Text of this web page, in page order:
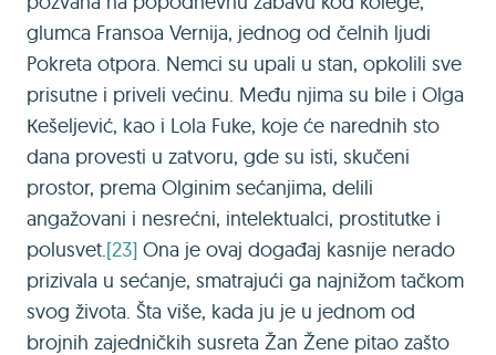
glumca Fransoa Vernija, jednog od čelnih ljudi
Pokreta otpora. Nemci su upali u stan, opkolili sve
prisutne i priveli većinu. Među njima su bile i Olga
Кešeljević, kao i Lola Fuke, koje će narednih sto
dana provesti u zatvoru, gde su isti, skučeni
prostor, prema Olginim sećanjima, delili
angažovani i nesrećni, intelektualci, prostitutke i
polusvet. [23] Ona je ovaj događaj kasnije nerado
prizivala u sećanje, smatrajući ga najnižom tačkom
svog života. Šta više, kada ju je u jednom od
brojnih zajedničkih susreta Žan Žene pitao zašto